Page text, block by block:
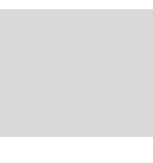
original en PC para Steam,